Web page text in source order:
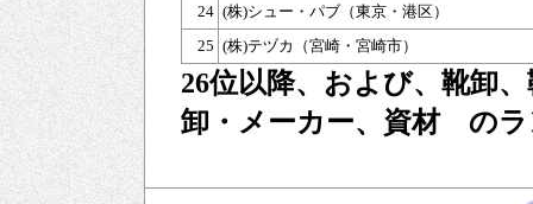
24 (株)シュー・パブ（東京・港区）
25 (株)テヅカ（宮崎・宮崎市）
26位以降、および、靴卸
卸・メーカー、資材 の